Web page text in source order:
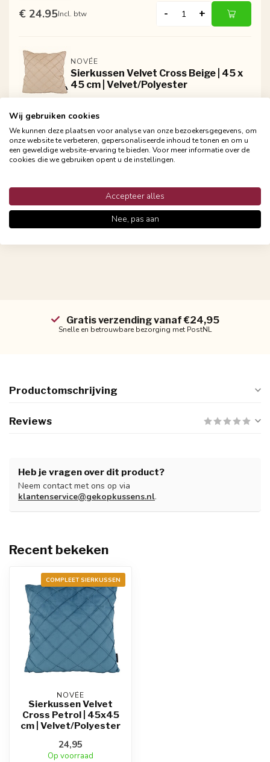
€ 24.95Incl. btw - +
NOVÉE
Sierkussen Velvet Cross Beige | 45 x
45 cm | Velvet/Polyester
€ 24.95 Incl. btw
NOVÉE
€ 24.95Incl. btw - +
Gratis verzending vanaf €24,95
Snelle en betrouwbare bezorging met PostNL
Productomschrijving
Reviews
Heb je vragen over dit product?
Neem contact met ons op via
klantenservice@gekopkussens.nl.
Recent bekeken
COMPLEET SIERKUSSEN
NOVÉE
Sierkussen Velvet
Cross Petrol | 45x45
cm | Velvet/Polyester
24,95
Op voorraad
Wij gebruiken cookies
We kunnen deze plaatsen voor analyse van onze bezoekersgegevens, om
onze website te verbeteren, gepersonaliseerde inhoud te tonen en om u
een geweldige website-ervaring te bieden. Voor meer informatie over de
cookies die we gebruiken opent u de instellingen.
Accepteer alles
Nee, pas aan